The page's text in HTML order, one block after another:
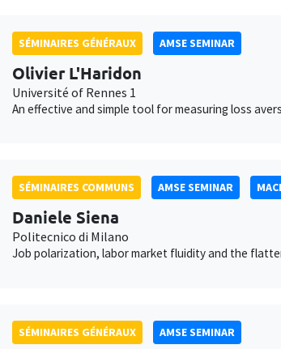
SÉMINAIRES GÉNÉRAUX AMSE SEMINAR
Olivier L'Haridon
Université of Rennes 1
An effective and simple tool for measuring loss
SÉMINAIRES COMMUNS AMSE SEMINAR
Daniele Siena
Politecnico di Milano
Job polarization, labor market fluidity and the
SÉMINAIRES GÉNÉRAUX AMSE SEMINAR